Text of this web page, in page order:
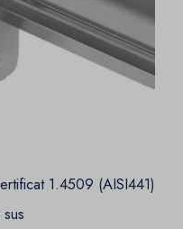
1.4509 (AISI441)